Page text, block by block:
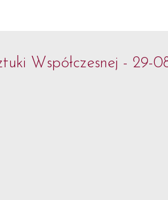
Współczesnej - 29-